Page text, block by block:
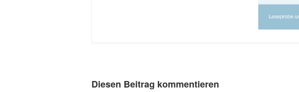
Diesen Beitrag kommentieren